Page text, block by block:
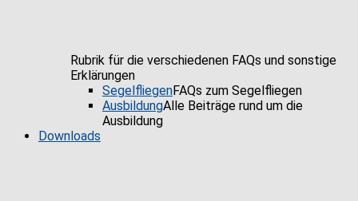
Rubrik für die verschiedenen FAQs und sonstige
Erklärungen
SegelfliegenFAQs zum Segelfliegen
AusbildungAlle Beiträge rund um die
Ausbildung
Downloads